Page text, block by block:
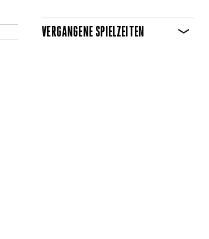
VERGANGENE SPIELZEITEN